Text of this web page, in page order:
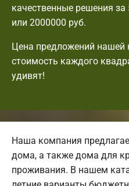
качественные решения
или 2000000 руб.
Цена предложений нашей
стоимость каждого
удивят!
Наша компания
дома, а также дома для
проживания. В нашем